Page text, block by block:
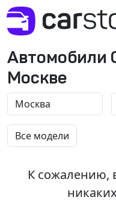
Автомобили
Москве
К сожалению,